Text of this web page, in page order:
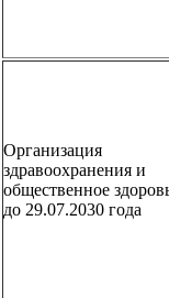
Организация
здравоохранения и
общественное
до 29.07.2030 года